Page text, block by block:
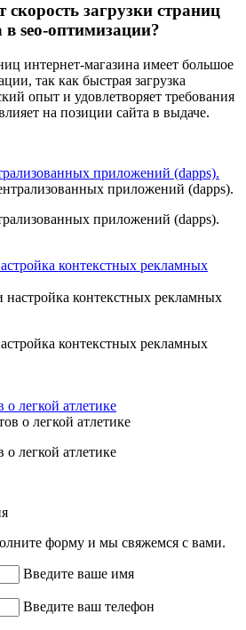
загрузки страниц
в seo-оптимизации?
интернет-магазина имеет большое
так как быстрая загрузка
опыт и удовлетворяет требования
на позиции сайта в выдаче.
приложений (dapps).
приложений (dapps).
контекстных рекламных
контекстных рекламных
о легкой атлетике
о легкой атлетике
форму и мы свяжемся с вами.
Введите ваше имя
Введите ваш телефон